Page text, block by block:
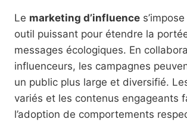
Le marketing d’influence
outil puissant pour étendre la
messages écologiques. En
influenceurs, les campagnes
un public plus large et diversifié.
variés et les contenus engageants
l’adoption de comportements